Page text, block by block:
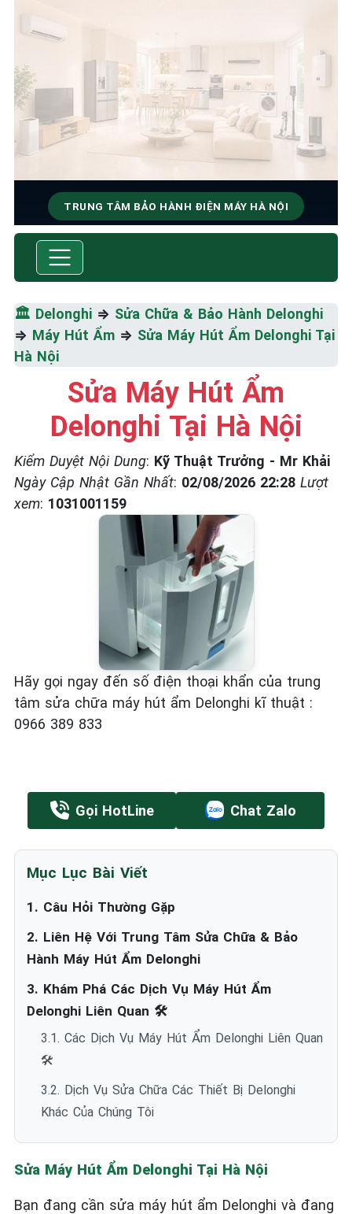
TRUNG TÂM BẢO HÀNH ĐIỆN MÁY HÀ NỘI
SỬA CHỮA & BẢO HÀNH
Thiểu
🏛️ Delonghi ⇒ Sửa Chữa & Bảo Hành Delonghi
⇒ Máy Hút Ẩm ⇒ Sửa Máy Hút Ẩm Delonghi Tại
Hà Nội
Sửa Máy Hút Ẩm
Delonghi Tại Hà Nội
Kiểm Duyệt Nội Dung: Kỹ Thuật Trưởng - Mr Khải
Ngày Cập Nhật Gần Nhất: 02/08/2026 22:28 Lượt
xem: 1031001159
Hãy gọi ngay đến số điện thoại khẩn của trung
tâm sửa chữa máy hút ẩm Delonghi kĩ thuật :
0966 389 833
Gọi HotLine Chat Zalo
Mục Lục Bài Viết
1. Câu Hỏi Thường Gặp
2. Liên Hệ Với Trung Tâm Sửa Chữa & Bảo
Hành Máy Hút Ẩm Delonghi
3. Khám Phá Các Dịch Vụ Máy Hút Ẩm
Delonghi Liên Quan 🛠️
3.1. Các Dịch Vụ Máy Hút Ẩm Delonghi Liên Quan
🛠️
3.2. Dịch Vụ Sửa Chữa Các Thiết Bị Delonghi
Khác Của Chúng Tôi
Sửa Máy Hút Ẩm Delonghi Tại Hà Nội
Bạn đang cần sửa máy hút ẩm Delonghi và đang